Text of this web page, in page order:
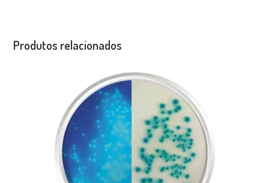
Produtos relacionados